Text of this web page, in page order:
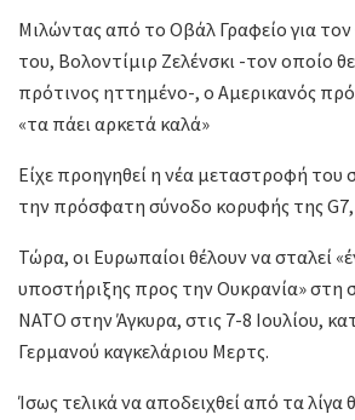
Μιλώντας από το Οβάλ Γραφείο για
του, Βολοντίμιρ Ζελένσκι -τον οποίο
πρότινος ηττημένο-, ο Αμερικανός
«τα πάει αρκετά καλά»
Είχε προηγηθεί η νέα μεταστροφή του
την πρόσφατη σύνοδο κορυφής της G7,
Τώρα, οι Ευρωπαίοι θέλουν να σταλεί
υποστήριξης προς την Ουκρανία» στη
ΝΑΤΟ στην Άγκυρα, στις 7-8 Ιουλίου,
Γερμανού καγκελάριου Μερτς.
Ίσως τελικά να αποδειχθεί από τα